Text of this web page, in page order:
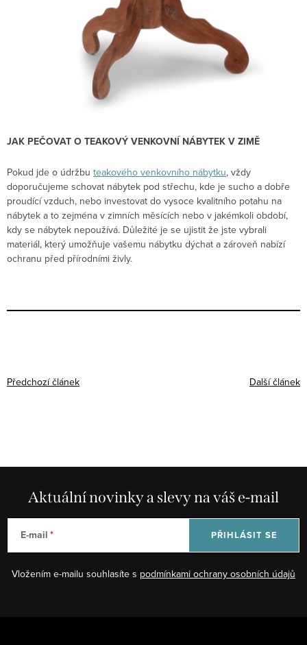
JAK PEČOVAT O TEAKOVÝ VENKOVNÍ NÁBYTEK V ZIMĚ
Pokud jde o údržbu teakového venkovního nábytku, vždy
doporučujeme schovat nábytek pod střechu, kde je sucho a dobře
proudící vzduch, nebo investovat do vysoce kvalitního potahu na
nábytek a to zejména v zimních měsících nebo v jakémkoli období,
kdy se nábytek nepoužívá. Důležité je se ujistit že jste vybrali
materiál, který umožňuje vašemu nábytku dýchat a zároveň nabízí
ochranu před přírodními živly.
Předchozí článek Další článek
Aktuální novinky a slevy na váš e-mail
E-mail
Vložením e-mailu souhlasíte s podmínkami ochrany osobních údajů
PŘIHLÁSIT SE